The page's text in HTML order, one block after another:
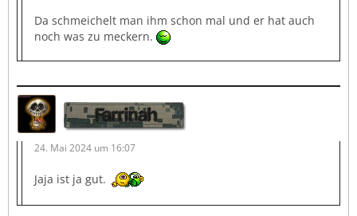
Da schmeichelt man ihm schon mal und er hat auch
noch was zu meckern.
Farrinah
24. Mai 2024 um 16:07
Jaja ist ja gut.